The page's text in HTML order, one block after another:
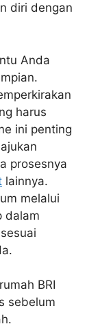
diri dengan
Anda
harus
ini penting
prosesnya
lainnya.
melalui
dalam
BRI
sebelum